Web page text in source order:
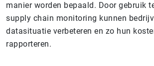
manier worden bepaald. Door gebruik
supply chain monitoring kunnen
datasituatie verbeteren en zo hun
rapporteren.